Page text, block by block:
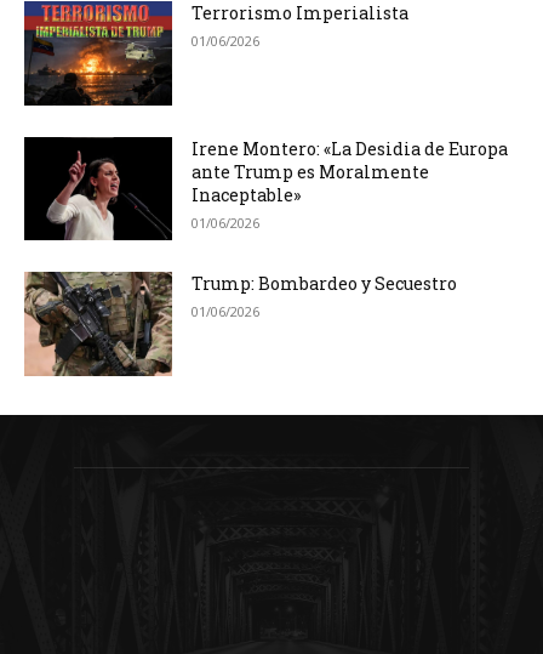
Terrorismo Imperialista
01/06/2026
Irene Montero: «La Desidia de Europa
ante Trump es Moralmente
Inaceptable»
01/06/2026
Trump: Bombardeo y Secuestro
01/06/2026